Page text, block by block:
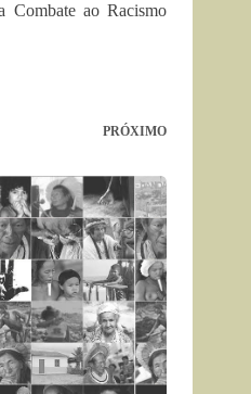
Combate ao Racismo
PRÓXIMO